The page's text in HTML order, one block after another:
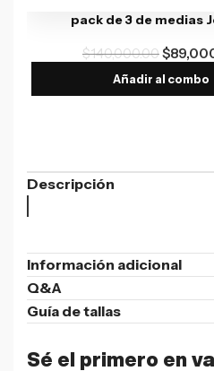
pack de 3 de medias
$140,000.00$
Añadir al combo
Descripción
Información adicional
Q&A
Guía de tallas
Sé el primero en